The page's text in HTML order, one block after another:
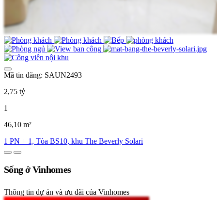
Mã tin đăng: SAUN2493
2,75 tỷ
1
46,10 m²
1 PN + 1, Tòa BS10, khu The Beverly Solari
Sống ở Vinhomes
Thông tin dự án và ưu đãi của Vinhomes